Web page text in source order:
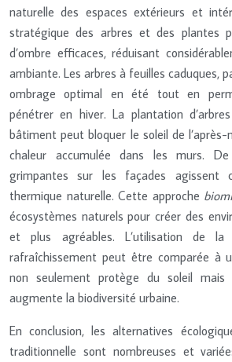
naturelle des espaces extérieurs et
stratégique des arbres et des plantes
d’ombre efficaces, réduisant
ambiante. Les arbres à feuilles caduques,
ombrage optimal en été tout en
pénétrer en hiver. La plantation
bâtiment peut bloquer le soleil de l’après-
chaleur accumulée dans les murs.
grimpantes sur les façades agissent
thermique naturelle. Cette approche
écosystèmes naturels pour créer des
et plus agréables. L’utilisation de
rafraîchissement peut être comparée à
non seulement protège du soleil mais
augmente la biodiversité urbaine.
En conclusion, les alternatives
traditionnelle sont nombreuses et